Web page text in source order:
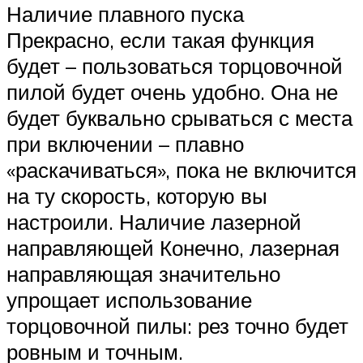
Наличие плавного пуска
Прекрасно, если такая функция
будет – пользоваться торцовочной
пилой будет очень удобно. Она не
будет буквально срываться с места
при включении – плавно
«раскачиваться», пока не включится
на ту скорость, которую вы
настроили. Наличие лазерной
направляющей Конечно, лазерная
направляющая значительно
упрощает использование
торцовочной пилы: рез точно будет
ровным и точным.